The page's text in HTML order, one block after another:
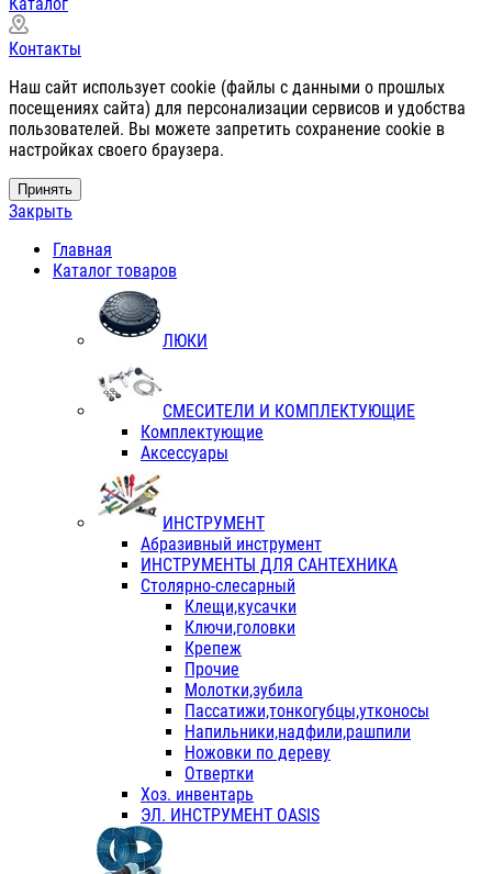
Контакты
Наш сайт использует cookie (файлы с данными о прошлых
посещениях сайта) для персонализации сервисов и удобства
пользователей. Вы можете запретить сохранение cookie в
настройках своего браузера.
Принять
Закрыть
Главная
Каталог товаров
ЛЮКИ
СМЕСИТЕЛИ И КОМПЛЕКТУЮЩИЕ
Комплектующие
Аксессуары
ИНСТРУМЕНТ
Абразивный инструмент
ИНСТРУМЕНТЫ ДЛЯ САНТЕХНИКА
Столярно-слесарный
Клещи,кусачки
Ключи,головки
Крепеж
Прочие
Молотки,зубила
Пассатижи,тонкогубцы,утконосы
Напильники,надфили,рашпили
Ножовки по дереву
Отвертки
Хоз. инвентарь
ЭЛ. ИНСТРУМЕНТ OASIS